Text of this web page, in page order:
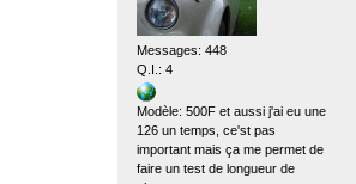
Messages: 448
Q.I.: 4
Modèle: 500F et aussi j'ai eu une
126 un temps, ce'st pas
important mais ça me permet de
faire un test de longueur de